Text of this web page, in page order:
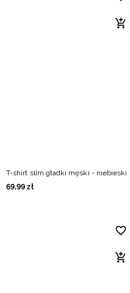
T-shirt slim gładki męski - niebieski
69,99 zł